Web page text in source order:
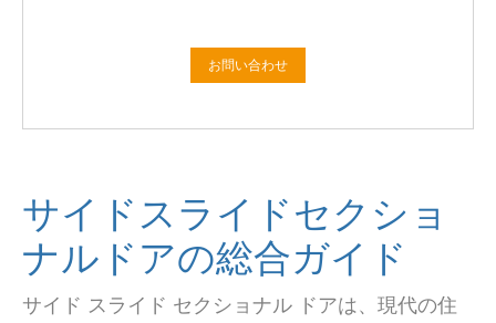
お問い合わせ
サイドスライドセクショ
ナルドアの総合ガイド
サイド スライド セクショナル ドアは、現代の住